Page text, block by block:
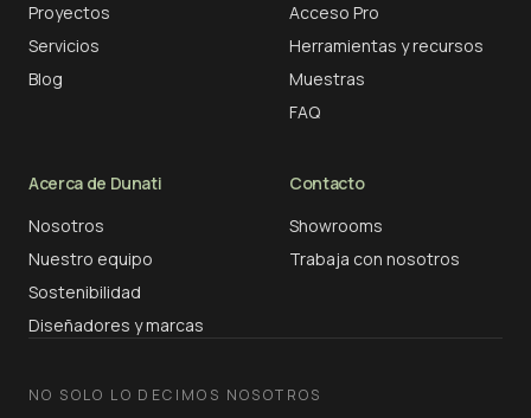
Proyectos
Servicios
Blog
Acceso Pro
Herramientas y recursos
Muestras
FAQ
Acerca de Dunati
Nosotros
Nuestro equipo
Sostenibilidad
Diseñadores y marcas
Contacto
Showrooms
Trabaja con nosotros
NO SOLO LO DECIMOS NOSOTROS